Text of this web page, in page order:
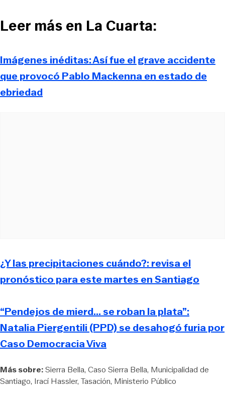
Leer más en La Cuarta:
Imágenes inéditas: Así fue el grave accidente
que provocó Pablo Mackenna en estado de
ebriedad
¿Y las precipitaciones cuándo?: revisa el
pronóstico para este martes en Santiago
“Pendejos de mierd... se roban la plata”:
Natalia Piergentili (PPD) se desahogó furia por
Caso Democracia Viva
Más sobre:Sierra Bella Caso Sierra Bella Municipalidad de
Santiago Irací Hassler Tasación Ministerio Público